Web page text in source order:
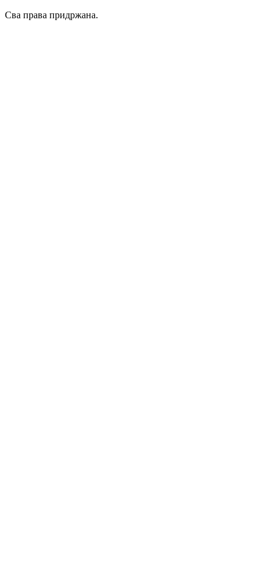
Сва права придржана.